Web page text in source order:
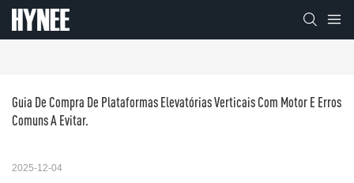
Guia De Compra De Plataformas Elevatórias Verticais Com Motor E Erros
Comuns A Evitar.
2025-12-04